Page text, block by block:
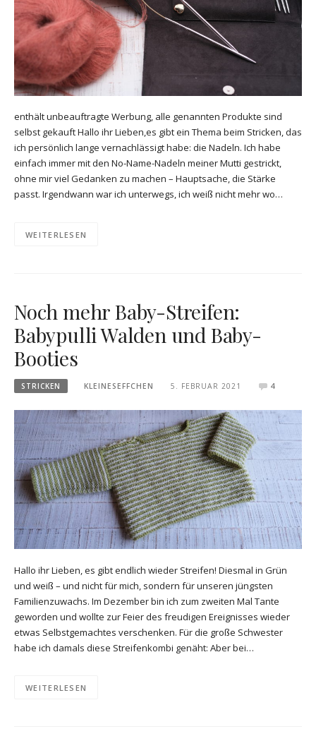
enthält unbeauftragte Werbung, alle genannten Produkte sind
selbst gekauft Hallo ihr Lieben,es gibt ein Thema beim Stricken, das
ich persönlich lange vernachlässigt habe: die Nadeln. Ich habe
einfach immer mit den No-Name-Nadeln meiner Mutti gestrickt,
ohne mir viel Gedanken zu machen – Hauptsache, die Stärke
passt. Irgendwann war ich unterwegs, ich weiß nicht mehr wo…
WEITERLESEN
Noch mehr Baby-Streifen:
Babypulli Walden und Baby-
Booties
STRICKEN KLEINESEFFCHEN 5. FEBRUAR 2021 4
Hallo ihr Lieben, es gibt endlich wieder Streifen! Diesmal in Grün
und weiß – und nicht für mich, sondern für unseren jüngsten
Familienzuwachs. Im Dezember bin ich zum zweiten Mal Tante
geworden und wollte zur Feier des freudigen Ereignisses wieder
etwas Selbstgemachtes verschenken. Für die große Schwester
habe ich damals diese Streifenkombi genäht: Aber bei…
WEITERLESEN